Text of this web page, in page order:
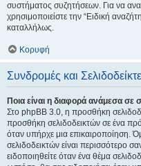
συστήματος συζητήσεων. Για να
χρησιμοποιείστε την “Ειδική
καταλλήλως.
Κορυφή
Συνδρομές και
Ποια είναι η διαφορά ανάμεσα σε
Στο phpBB 3.0, η προσθήκη
προσθήκη σελιδοδεικτών σε ένα
όταν υπήρχε μια
σελιδοδεικτών είναι περισσότερο
ειδοποιηθείτε όταν ένα θέμα